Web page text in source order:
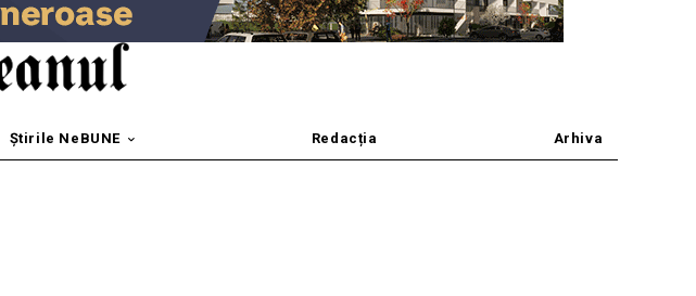
Știrile NeBUNE Redacția Arhiva